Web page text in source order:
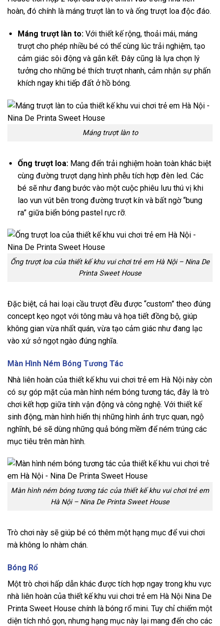
hoàn, đó chính là máng trượt làn to và ống trượt loa độc đáo.
Máng trượt làn to:Với thiết kế rộng, thoải mái, máng
trượt cho phép nhiều bé có thể cùng lúc trải nghiệm, tạo
cảm giác sôi động và gắn kết. Đây cũng là lựa chọn lý
tưởng cho những bé thích trượt nhanh, cảm nhận sự phấn
khích ngay khi tiếp đất ở hồ bóng.
Máng trượt làn to
Ống trượt loa:Mang đến trải nghiệm hoàn toàn khác biệt
cùng đường trượt dạng hình phễu tích hợp đèn led. Các
bé sẽ như đang bước vào một cuộc phiêu lưu thú vị khi
lao vun vút bên trong đường trượt kín và bất ngờ “bung
ra” giữa biển bóng pastel rực rỡ.
Ống trượt loa của thiết kế khu vui chơi trẻ em Hà Nội – Nina De
Printa Sweet House
Đặc biệt, cả hai loại cầu trượt đều được “custom” theo đúng
concept kẹo ngọt với tông màu và họa tiết đồng bộ, giúp
không gian vừa nhất quán, vừa tạo cảm giác như đang lạc
vào xứ sở ngọt ngào đúng nghĩa.
Màn Hình Ném Bóng Tương Tác
Nhà liên hoàn của thiết kế khu vui chơi trẻ em Hà Nội này còn
có sự góp mặt của màn hình ném bóng tương tác, đây là trò
chơi kết hợp giữa tính vận động và công nghệ. Với thiết kế
sinh động, màn hình hiển thị những hình ảnh trực quan, ngộ
nghĩnh, bé sẽ dùng những quả bóng mềm để ném trúng các
mục tiêu trên màn hình.
Màn hình ném bóng tương tác của thiết kế khu vui chơi trẻ em
Hà Nội – Nina De Printa Sweet House
Trò chơi này sẽ giúp bé có thêm một hạng mục để vui chơi
mà không lo nhàm chán.
Bóng Rổ
Một trò chơi hấp dẫn khác được tích hợp ngay trong khu vực
nhà liên hoàn của thiết kế khu vui chơi trẻ em Hà Nội Nina De
Printa Sweet House chính là bóng rổ mini. Tuy chỉ chiếm một
diện tích nhỏ gọn, nhưng hạng mục này lại mang đến cho các